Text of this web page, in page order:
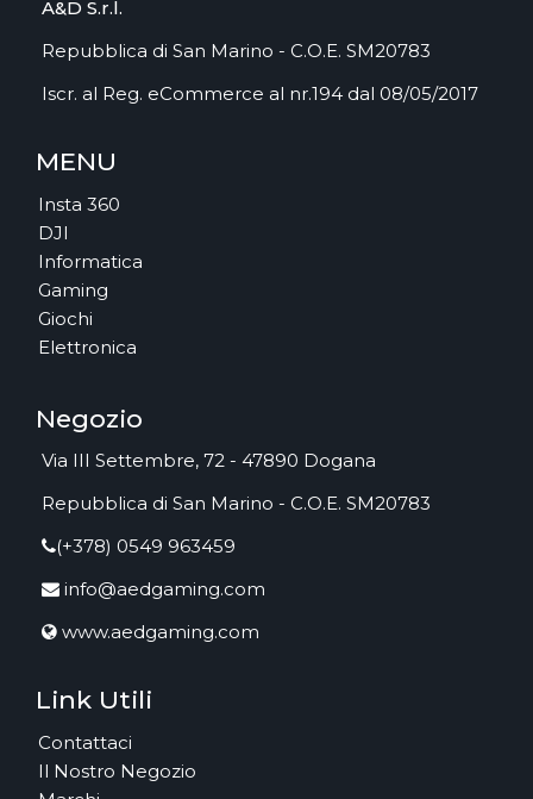
A&D S.r.l.
Repubblica di San Marino - C.O.E. SM20783
Iscr. al Reg. eCommerce al nr.194 dal 08/05/2017
MENU
Insta 360
DJI
Informatica
Gaming
Giochi
Elettronica
Negozio
Via III Settembre, 72 - 47890 Dogana
Repubblica di San Marino - C.O.E. SM20783
(+378) 0549 963459
info@aedgaming.com
www.aedgaming.com
Link Utili
Contattaci
Il Nostro Negozio